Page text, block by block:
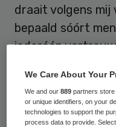
draait volgens mij
bepaald sóórt
iederéén
employability
managementen
het dat soort
We Care About Your
We and our889 partners
or unique identifiers, on your
technologies to support the
process data to provide.